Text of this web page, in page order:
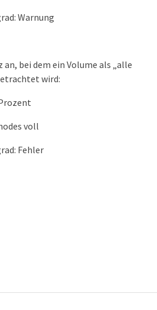
Warnung
bei dem ein Volume als „alle
wird:
voll
Fehler